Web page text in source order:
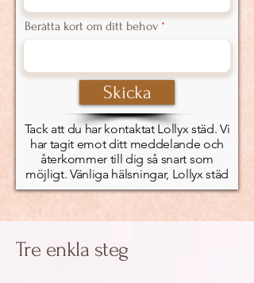
Berätta kort om ditt behov
Skicka
Tack att du har kontaktat Lollyx städ. Vi
har tagit emot ditt meddelande och
återkommer till dig så snart som
möjligt. Vänliga hälsningar, Lollyx städ
Tre enkla steg